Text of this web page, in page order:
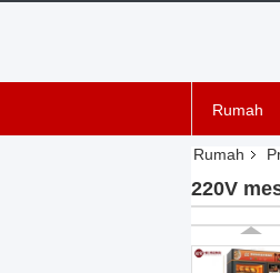
Rumah
Rumah
220V